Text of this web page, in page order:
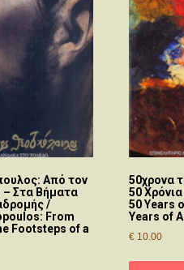
Από τον
Στα Βήματα
/
From
Footsteps of a
50χρονα
50
50 Years
Years of
€ 10.00